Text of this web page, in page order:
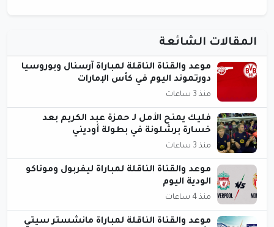
المقالات الشائعة
موعد والقناة الناقلة لمباراة آرسنال وبوروسيا
دورتموند اليوم في كأس الإمارات
منذ 3 ساعات
فليك يمنح الأمل لـ حمزة عبد الكريم بعد
خسارة برشلونة في بطولة أوديني
منذ 3 ساعات
موعد والقناة الناقلة لمباراة ليفربول وموناكو
الودية اليوم
منذ 4 ساعات
موعد والقناة الناقلة لمباراة مانشستر سيتي